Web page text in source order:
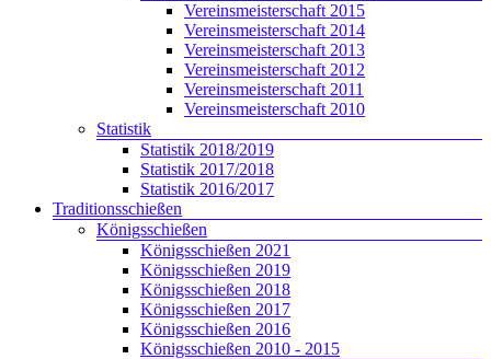
Vereinsmeisterschaft 2015
Vereinsmeisterschaft 2014
Vereinsmeisterschaft 2013
Vereinsmeisterschaft 2012
Vereinsmeisterschaft 2011
Vereinsmeisterschaft 2010
Statistik
Statistik 2018/2019
Statistik 2017/2018
Statistik 2016/2017
Traditionsschießen
Königsschießen
Königsschießen 2021
Königsschießen 2019
Königsschießen 2018
Königsschießen 2017
Königsschießen 2016
Königsschießen 2010 - 2015